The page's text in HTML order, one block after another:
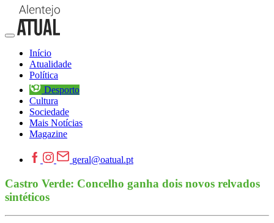
Início
Atualidade
Política
Desporto
Cultura
Sociedade
Mais Notícias
Magazine
geral@oatual.pt
Castro Verde: Concelho ganha dois novos relvados
sintéticos